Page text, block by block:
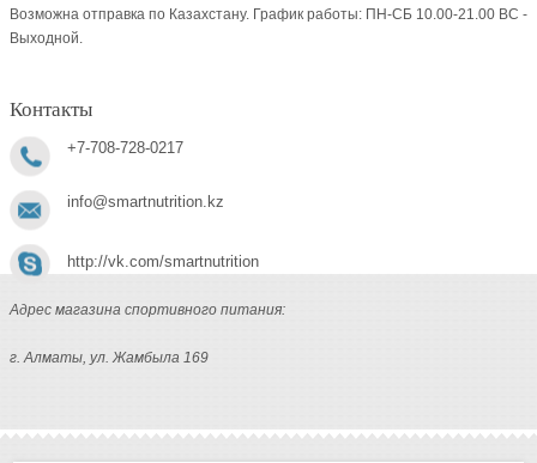
Возможна отправка по Казахстану. График работы: ПН-СБ 10.00-21.00 ВC -
Выходной.
Контакты
+7-708-728-0217
info@smartnutrition.kz
http://vk.com/smartnutrition
Адрес магазина спортивного питания:
г. Алматы, ул. Жамбыла 169